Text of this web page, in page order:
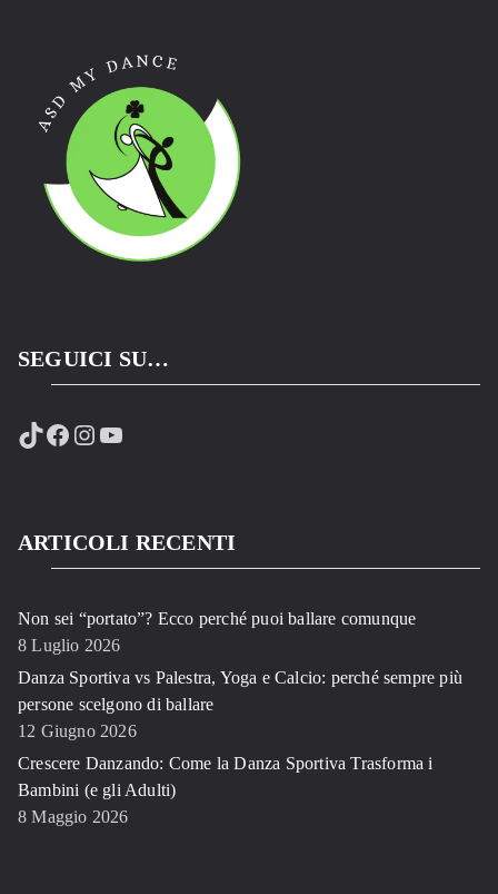
SEGUICI SU…
TikTok
Facebook
Instagram
YouTube
ARTICOLI RECENTI
Non sei “portato”? Ecco perché puoi ballare comunque
8 Luglio 2026
Danza Sportiva vs Palestra, Yoga e Calcio: perché sempre più
persone scelgono di ballare
12 Giugno 2026
Crescere Danzando: Come la Danza Sportiva Trasforma i
Bambini (e gli Adulti)
8 Maggio 2026